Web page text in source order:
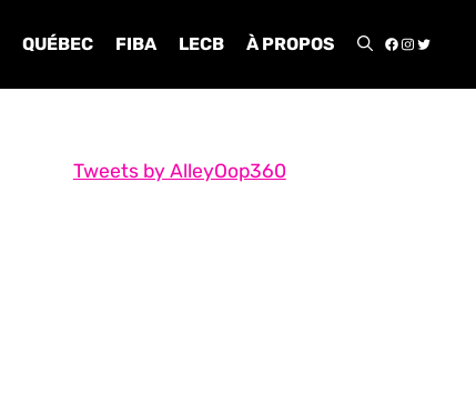
QUÉBEC FIBA LECB À PROPOS
Tweets by AlleyOop360